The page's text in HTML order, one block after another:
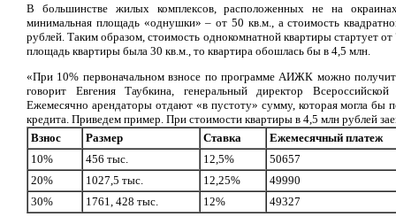
В большинстве жилых комплексов, расположенных не на
минимальная площадь «однушки» – от 50 кв.м., а стоимость
рублей. Таким образом, стоимость однокомнатной квартиры стартует
площадь квартиры была 30 кв.м., то квартира обошлась бы в 4,5 млн.
«При 10% первоначальном взносе по программе АИЖК можно
говорит Евгения Таубкина, генеральный директор
Ежемесячно арендаторы отдают «в пустоту» сумму, которая могла бы
кредита. Приведем пример. При стоимости квартиры в 4,5 млн рублей
Взнос
Размер Ставка
Ежемесячный платеж
10%
456 тыс. 12,5%
50657
20%
1027,5 тыс. 12,25%
49990
30%
1761, 428 тыс. 12% 49327